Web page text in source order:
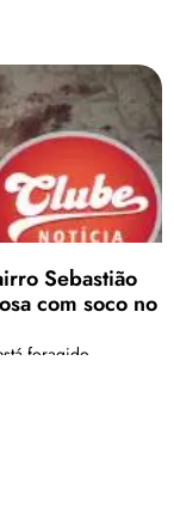
Sebastião
com soco no
foragido.